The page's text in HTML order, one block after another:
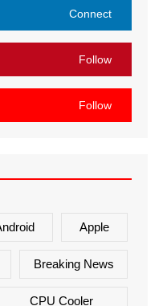
Connect
Follow
Follow
Apple
Breaking News
CPU Cooler